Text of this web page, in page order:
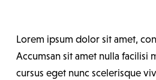
Lorem ipsum dolor sit amet,
Accumsan sit amet nulla facilisi
cursus eget nunc scelerisque